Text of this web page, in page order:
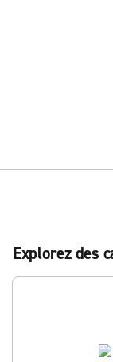
Explorez des